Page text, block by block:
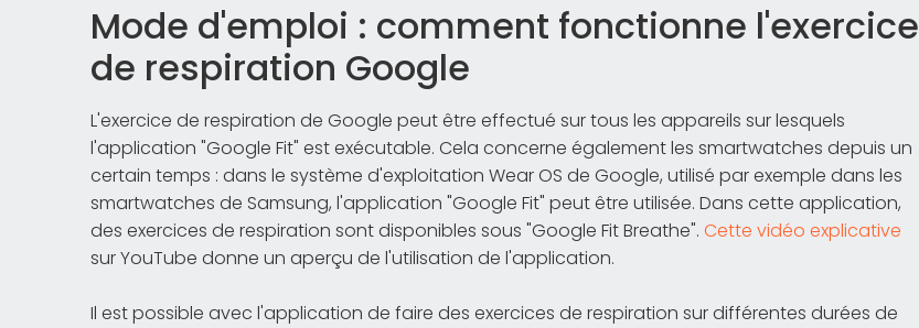
Mode d'emploi : comment fonctionne l'exercice
de respiration Google
L'exercice de respiration de Google peut être effectué sur tous les appareils sur lesquels
l'application "Google Fit" est exécutable. Cela concerne également les smartwatches depuis un
certain temps : dans le système d'exploitation Wear OS de Google, utilisé par exemple dans les
smartwatches de Samsung, l'application "Google Fit" peut être utilisée. Dans cette application,
des exercices de respiration sont disponibles sous "Google Fit Breathe". Cette vidéo explicative
sur YouTube donne un aperçu de l'utilisation de l'application.
Il est possible avec l'application de faire des exercices de respiration sur différentes durées de